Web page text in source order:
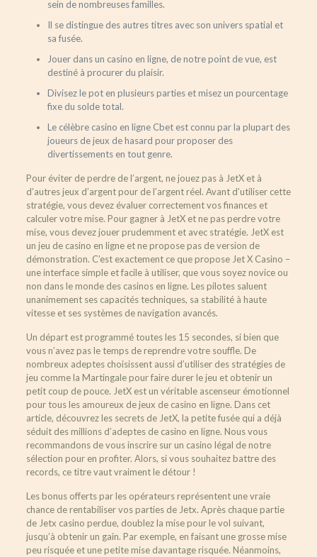
sein de nombreuses familles.
Il se distingue des autres titres avec son univers spatial et
sa fusée.
Jouer dans un casino en ligne, de notre point de vue, est
destiné à procurer du plaisir.
Divisez le pot en plusieurs parties et misez un pourcentage
fixe du solde total.
Le célèbre casino en ligne Cbet est connu par la plupart des
joueurs de jeux de hasard pour proposer des
divertissements en tout genre.
Pour éviter de perdre de l’argent, ne jouez pas à JetX et à
d’autres jeux d’argent pour de l’argent réel. Avant d’utiliser cette
stratégie, vous devez évaluer correctement vos finances et
calculer votre mise. Pour gagner à JetX et ne pas perdre votre
mise, vous devez jouer prudemment et avec stratégie. JetX est
un jeu de casino en ligne et ne propose pas de version de
démonstration. C’est exactement ce que propose Jet X Casino –
une interface simple et facile à utiliser, que vous soyez novice ou
non dans le monde des casinos en ligne. Les pilotes saluent
unanimement ses capacités techniques, sa stabilité à haute
vitesse et ses systèmes de navigation avancés.
Un départ est programmé toutes les 15 secondes, si bien que
vous n’avez pas le temps de reprendre votre souffle. De
nombreux adeptes choisissent aussi d’utiliser des stratégies de
jeu comme la Martingale pour faire durer le jeu et obtenir un
petit coup de pouce. JetX est un véritable ascenseur émotionnel
pour tous les amoureux de jeux de casino en ligne. Dans cet
article, découvrez les secrets de JetX, la petite fusée qui a déjà
séduit des millions d’adeptes de casino en ligne. Nous vous
recommandons de vous inscrire sur un casino légal de notre
sélection pour en profiter. Alors, si vous souhaitez battre des
records, ce titre vaut vraiment le détour !
Les bonus offerts par les opérateurs représentent une vraie
chance de rentabiliser vos parties de Jetx. Après chaque partie
de Jetx casino perdue, doublez la mise pour le vol suivant,
jusqu’à obtenir un gain. Par exemple, en faisant une grosse mise
peu risquée et une petite mise davantage risquée. Néanmoins,